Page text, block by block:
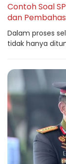
Contoh Soal
dan
Dalam proses
tidak hanya